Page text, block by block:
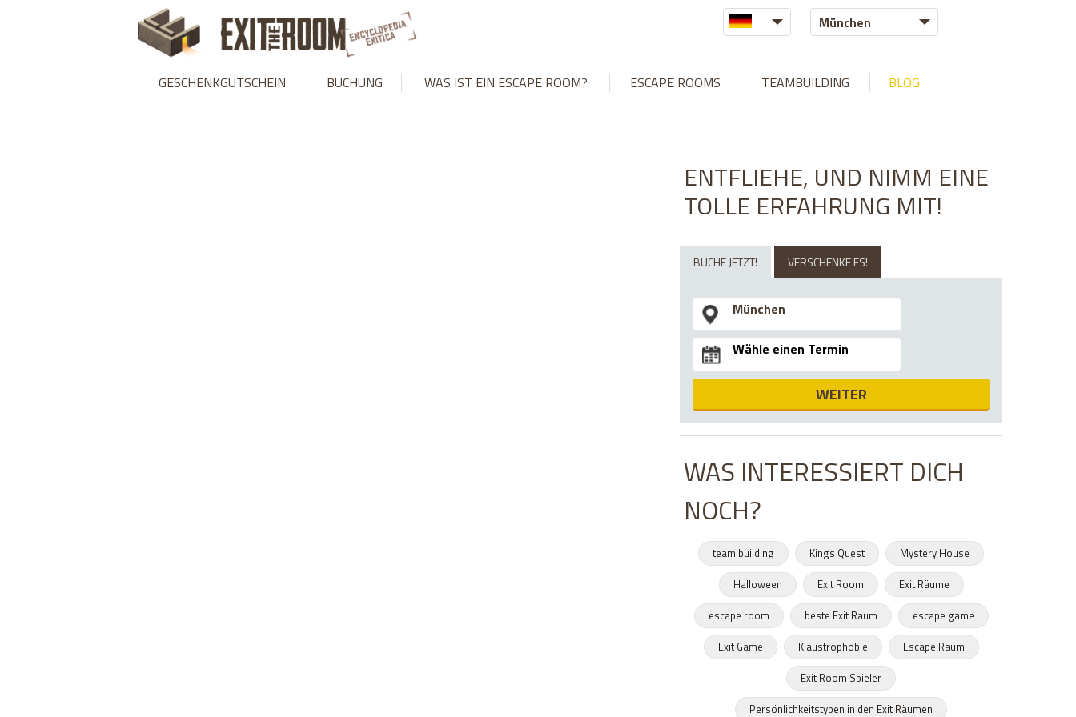
: mysqli_stmt::bind_param(): Number of variables doesn't match number of parameters in prepared statement in /var/www/exittheroom.hu/web/libraries/MysqliDb.php
München
GESCHENKGUTSCHEIN BUCHUNG WAS IST EIN ESCAPE ROOM? ESCAPE ROOMS TEAMBUILDING BLOG
ENTFLIEHE, UND NIMM EINE
TOLLE ERFAHRUNG MIT!
BUCHE JETZT! VERSCHENKE ES!
WEITER
WAS INTERESSIERT DICH
NOCH?
team building Kings Quest
Mystery House
Halloween
Exit Room
Exit Räume
escape room
beste Exit Raum
escape game
Exit Game
Klaustrophobie
Escape Raum
Exit Room Spieler
Persönlichkeitstypen in den Exit Räumen